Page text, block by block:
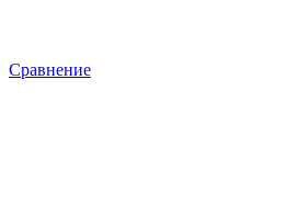
Сравнение